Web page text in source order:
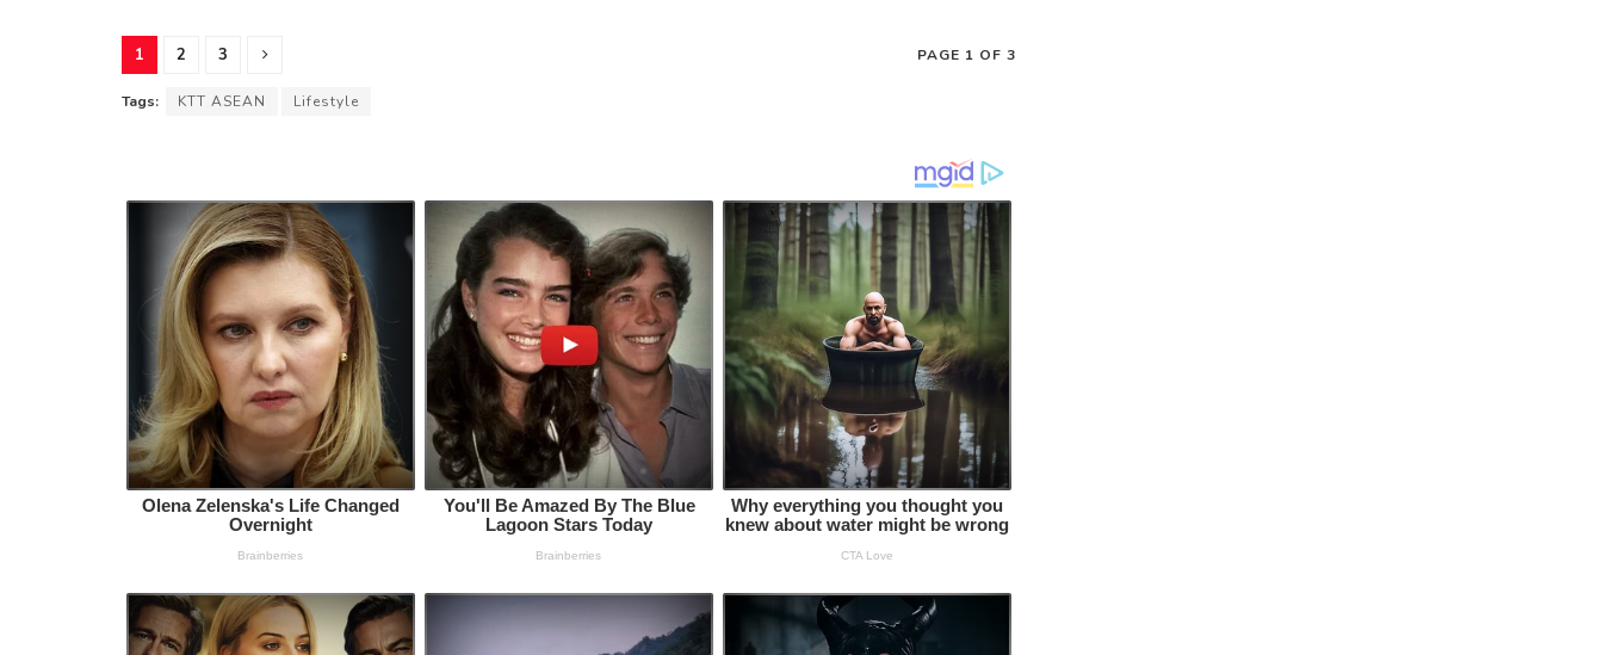
PAGE 1 OF 3
1 2 3
Tags: KTT ASEAN Lifestyle